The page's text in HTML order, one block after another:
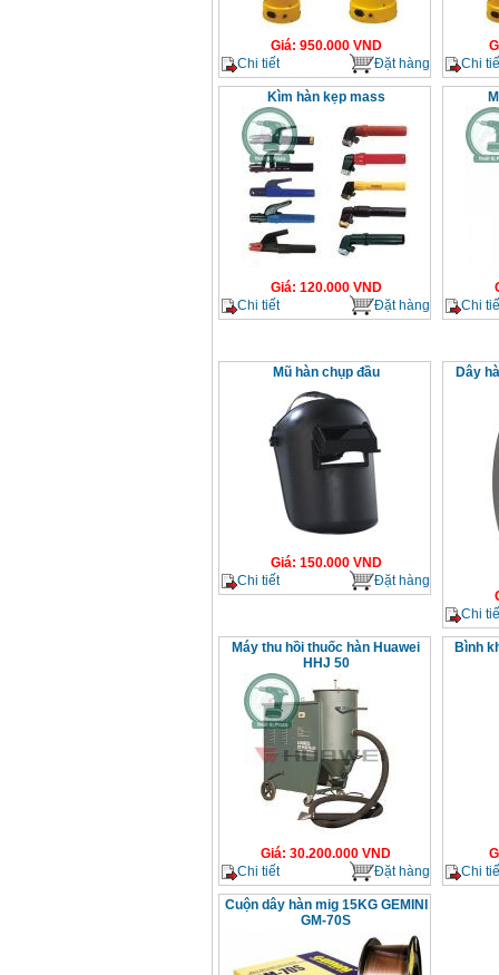
Giá: 950.000VND
Chi tiết
Đặt hàng
Chi
Kìm hàn kẹp mass
Giá: 120.000VND
Chi tiết
Đặt hàng
Chi
Mũ hàn chụp đầu
Giá: 150.000VND
Chi tiết
Đặt hàng
Dây
Chi
Máy thu hồi thuốc hàn Huawei
HHJ 50
Giá: 30.200.000 VND
Chi tiết
Đặt hàng
Bình
Chi
Cuộn dây hàn mig 15KG GEMINI
GM-70S